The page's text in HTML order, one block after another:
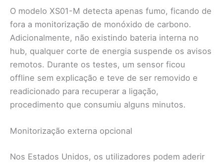
O modelo XS01-M detecta apenas fumo, ficando de
fora a monitorização de monóxido de carbono.
Adicionalmente, não existindo bateria interna no
hub, qualquer corte de energia suspende os avisos
remotos. Durante os testes, um sensor ficou
offline sem explicação e teve de ser removido e
readicionado para recuperar a ligação,
procedimento que consumiu alguns minutos.
Monitorização externa opcional
Nos Estados Unidos, os utilizadores podem aderir